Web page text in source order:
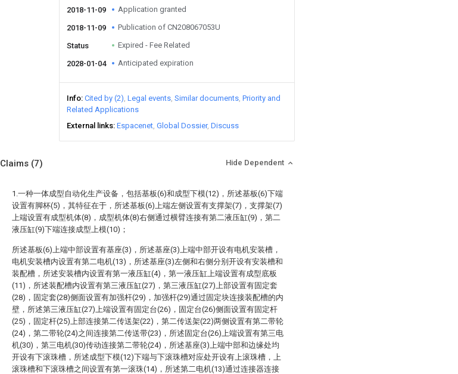
2018-11-09 Application granted
2018-11-09 Publication of CN208067053U
Status Expired - Fee Related
2028-01-04 Anticipated expiration
Info Cited by (2) Legal events Similar documents Priority and
Related Applications
External links Espacenet Global Dossier Discuss
Claims (7) Hide Dependent
1.一种一体成型自动化生产设备，包括基板(6)和成型下模(12)，所述基板(6)下端
设置有脚杯(5)，其特征在于，所述基板(6)上端左侧设置有支撑架(7)，支撑架(7)
上端设置有成型机体(8)，成型机体(8)右侧通过横臂连接有第二液压缸(9)，第二
液压缸(9)下端连接成型上模(10)；
所述基板(6)上端中部设置有基座(3)，所述基座(3)上端中部开设有电机安装槽，
电机安装槽内设置有第二电机(13)，所述基座(3)左侧和右侧分别开设有安装槽和
装配槽，所述安装槽内设置有第一液压缸(4)，第一液压缸上端设置有成型底板
(11)，所述装配槽内设置有第三液压缸(27)，第三液压缸(27)上部设置有固定套
(28)，固定套(28)侧面设置有加强杆(29)，加强杆(29)通过固定块连接装配槽的内
壁，所述第三液压缸(27)上端设置有固定台(26)，固定台(26)侧面设置有固定杆
(25)，固定杆(25)上部连接第二传送架(22)，第二传送架(22)两侧设置有第二带轮
(24)，第二带轮(24)之间连接第二传送带(23)，所述固定台(26)上端设置有第三电
机(30)，第三电机(30)传动连接第二带轮(24)，所述基座(3)上端中部和边缘处均
开设有下滚珠槽，所述成型下模(12)下端与下滚珠槽对应处开设有上滚珠槽，上
滚珠槽和下滚珠槽之间设置有第一滚珠(14)，所述第二电机(13)通过连接器连接